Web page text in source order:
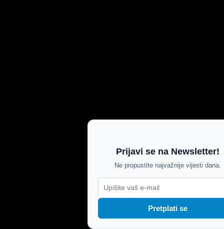
Prijavi se na Newsletter!
Ne propustite najvažnije vijesti dana.
Pretplati se